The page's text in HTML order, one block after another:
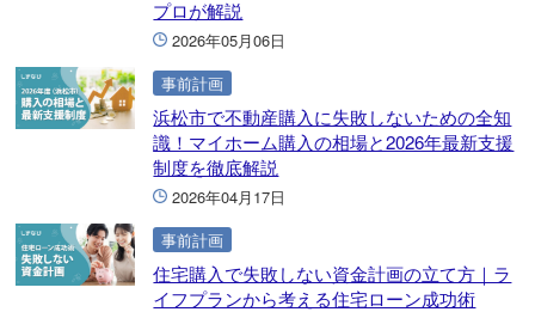
プロが解説
2026年05月06日
事前計画
浜松市で不動産購入に失敗しないための全知
識！マイホーム購入の相場と2026年最新支援
制度を徹底解説
2026年04月17日
事前計画
住宅購入で失敗しない資金計画の立て方｜ラ
イフプランから考える住宅ローン成功術